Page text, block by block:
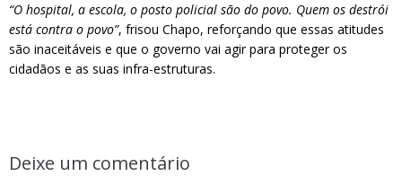
“O hospital, a escola, o posto policial são do povo. Quem os destrói
está contra o povo”, frisou Chapo, reforçando que essas atitudes
são inaceitáveis e que o governo vai agir para proteger os
cidadãos e as suas infra-estruturas.
Deixe um comentário